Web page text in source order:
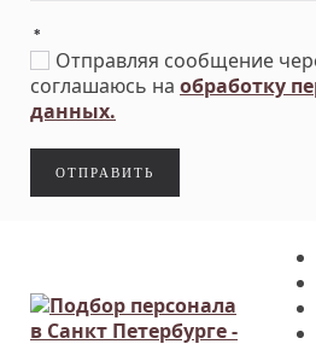
*
Отправляя сообщение
соглашаюсь на обработку
данных.
ОТПРАВИТЬ